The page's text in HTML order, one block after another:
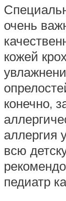
очень
кожей
конечно,
аллергия
всю
педиатр